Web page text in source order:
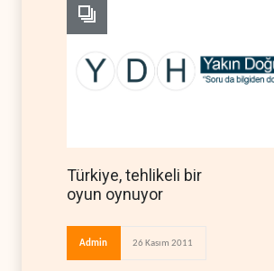
Türkiye, tehlikeli bir
oyun oynuyor
Admin 26 Kasım 2011